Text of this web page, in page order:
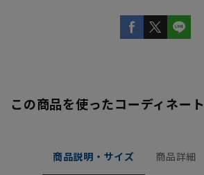
この商品を使ったコーディネート
商品説明・サイズ 商品詳細